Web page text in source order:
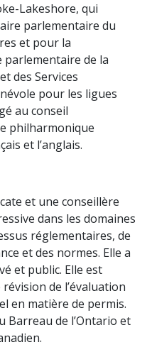
Lakeshore, qui
parlementaire du
et pour la
de la
des Services
pour les ligues
au conseil
philharmonique
et l’anglais.
et une conseillère
dans les domaines
réglementaires, de
et des normes. Elle a
et public. Elle est
de l’évaluation
en matière de permis.
Barreau de l’Ontario et